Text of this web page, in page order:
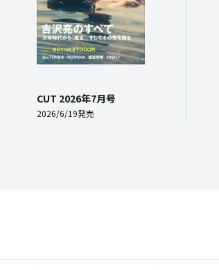
CUT 2026年7月号
2026/6/19発売